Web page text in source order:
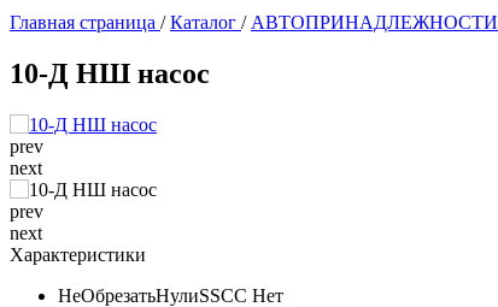
Главная страница / Каталог / АВТОПРИНАДЛЕЖНОСТИ
10-Д НШ насос
prev
next
prev
next
Характеристики
НеОбрезатьНулиSSCC Нет